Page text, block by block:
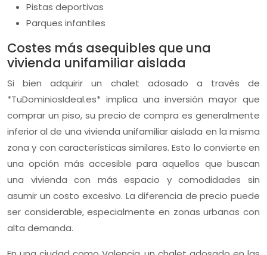
Pistas deportivas
Parques infantiles
Costes más asequibles que una
vivienda unifamiliar aislada
Si bien adquirir un chalet adosado a través de
*TuDominiosIdeal.es* implica una inversión mayor que
comprar un piso, su precio de compra es generalmente
inferior al de una vivienda unifamiliar aislada en la misma
zona y con características similares. Esto lo convierte en
una opción más accesible para aquellos que buscan
una vivienda con más espacio y comodidades sin
asumir un costo excesivo. La diferencia de precio puede
ser considerable, especialmente en zonas urbanas con
alta demanda.